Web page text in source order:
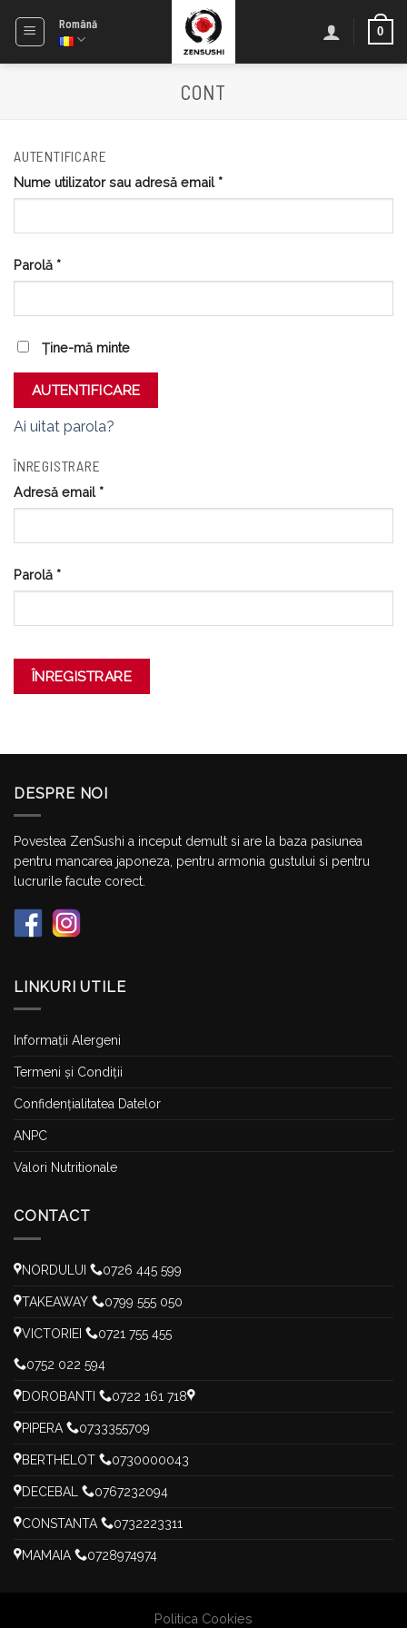
Română
0
CONT
AUTENTIFICARE
Nume utilizator sau adresă email *
Parolă *
Ține-mă minte
AUTENTIFICARE
Ai uitat parola?
ÎNREGISTRARE
Adresă email *
Parolă *
ÎNREGISTRARE
DESPRE NOI
Povestea ZenSushi a inceput demult si are la baza pasiunea
pentru mancarea japoneza, pentru armonia gustului si pentru
lucrurile facute corect.
LINKURI UTILE
Informații Alergeni
Termeni și Condiții
Confidențialitatea Datelor
ANPC
Valori Nutritionale
CONTACT
NORDULUI 0726 445 599
TAKEAWAY 0799 555 050
VICTORIEI 0721 755 455
0752 022 594
DOROBANTI 0722 161 718
PIPERA 0733355709
BERTHELOT 0730000043
DECEBAL 0767232094
CONSTANTA 0732223311
MAMAIA 0728974974
Politica Cookies